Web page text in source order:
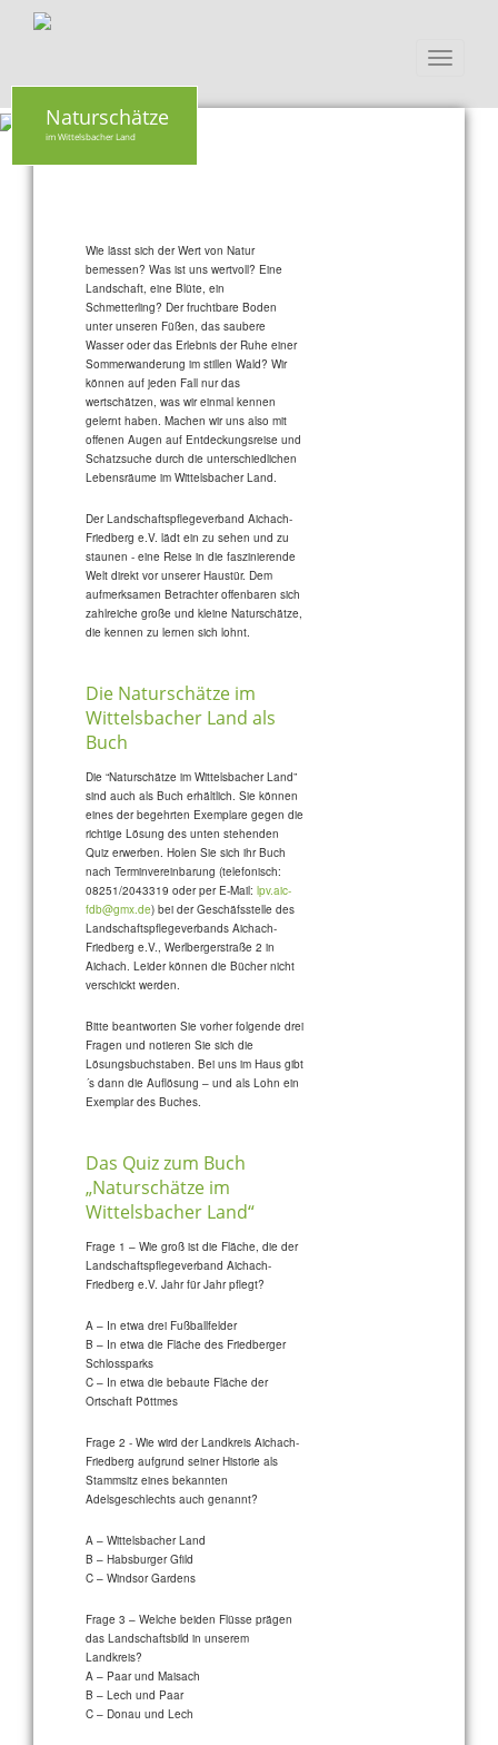
Toggle
Naturschätze
im Wittelsbacher Land
Wie lässt sich der Wert von Natur
bemessen? Was ist uns wertvoll? Eine
Landschaft, eine Blüte, ein
Schmetterling? Der fruchtbare Boden
unter unseren Füßen, das saubere
Wasser oder das Erlebnis der Ruhe einer
Sommerwanderung im stillen Wald? Wir
können auf jeden Fall nur das
wertschätzen, was wir einmal kennen
gelernt haben. Machen wir uns also mit
offenen Augen auf Entdeckungsreise und
Schatzsuche durch die unterschiedlichen
Lebensräume im Wittelsbacher Land.
Der Landschaftspflegeverband Aichach-
Friedberg e.V. lädt ein zu sehen und zu
staunen - eine Reise in die faszinierende
Welt direkt vor unserer Haustür. Dem
aufmerksamen Betrachter offenbaren sich
zahlreiche große und kleine Naturschätze,
die kennen zu lernen sich lohnt.
Die Naturschätze im
Wittelsbacher Land als
Buch
Die “Naturschätze im Wittelsbacher Land”
sind auch als Buch erhältlich. Sie können
eines der begehrten Exemplare gegen die
richtige Lösung des unten stehenden
Quiz erwerben. Holen Sie sich ihr Buch
nach Terminvereinbarung (telefonisch:
08251/2043319 oder per E-Mail:lpv.aic-
fdb@gmx.de) bei der Geschäfsstelle des
Landschaftspflegeverbands Aichach-
Friedberg e.V., Werlbergerstraße 2 in
Aichach. Leider können die Bücher nicht
verschickt werden.
Bitte beantworten Sie vorher folgende drei
Fragen und notieren Sie sich die
Lösungsbuchstaben. Bei uns im Haus gibt
´s dann die Auflösung – und als Lohn ein
Exemplar des Buches.
Das Quiz zum Buch
„Naturschätze im
Wittelsbacher Land“
Frage 1 – Wie groß ist die Fläche, die der
Landschaftspflegeverband Aichach-
Friedberg e.V. Jahr für Jahr pflegt?
A – In etwa drei Fußballfelder
B – In etwa die Fläche des Friedberger
Schlossparks
C – In etwa die bebaute Fläche der
Ortschaft Pöttmes
Frage 2 - Wie wird der Landkreis Aichach-
Friedberg aufgrund seiner Historie als
Stammsitz eines bekannten
Adelsgeschlechts auch genannt?
A – Wittelsbacher Land
B – Habsburger Gfild
C – Windsor Gardens
Frage 3 – Welche beiden Flüsse prägen
das Landschaftsbild in unserem
Landkreis?
A – Paar und Maisach
B – Lech und Paar
C – Donau und Lech